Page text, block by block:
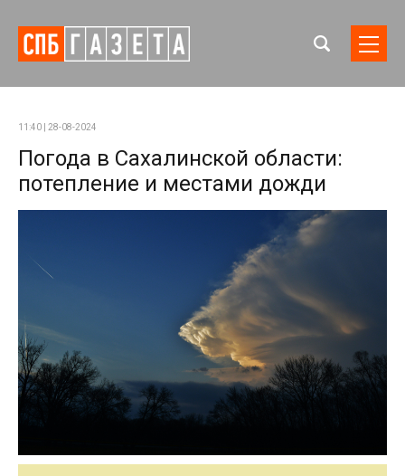
11:40 | 28-08-2024
Погода в Сахалинской области:
потепление и местами дожди